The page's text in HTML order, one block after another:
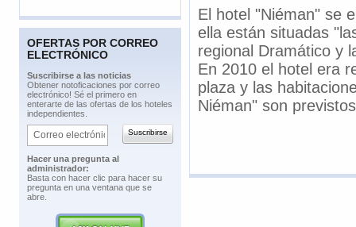
OFERTAS POR CORREO
ELECTRÓNICO
​Suscribirse a las noticias
​Obtener notoficaciones por correo
electrónico! Sé el primero en
enterarte de las ofertas de los hoteles
independientes.
​Hacer una pregunta al
administrador:
​Basta con hacer clic para hacer su
pregunta en una ventana que se
abre.
El hotel "Niéman" se
ella están situadas
regional Dramático y
En 2010 el hotel era
plaza y las
Niéman" son